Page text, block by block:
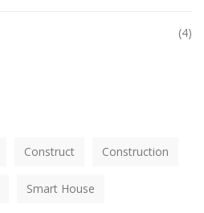
(4)
Construct Construction
Smart House